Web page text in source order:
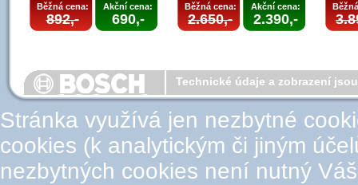
Běžná cena:
892,-
Akční cena:
690,-
Běžná cena:
2.650,-
Akční cena:
2.390,-
Technické údaje a zobrazení
Stránka využívá jen nezbytné
cookies (k analytickým či jiným
nezbytných cookies není nutný